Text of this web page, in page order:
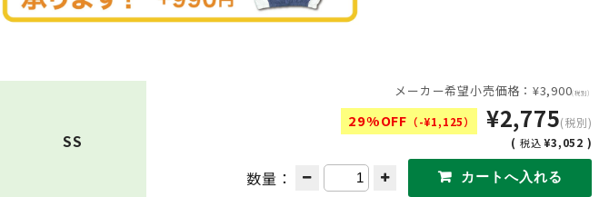
SS
メーカー希望小売価格：¥3,900(税別)
29%OFF （-¥1,125） ¥2,775(税別)
( 税込 ¥3,052 )
数量：